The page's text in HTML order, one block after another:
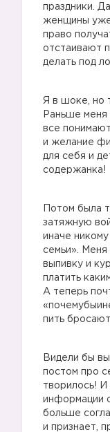
праздники.
женщины
право
отстаивают
делать под
Я в шоке, но
Раньше меня
все
и желание
для себя и
содержанка!
Потом была
затяжную
иначе
семьи». Меня
выпивку и
платить
А теперь
пить
Видели бы вы
постом про
творилось! И
информации
больше
и признает,